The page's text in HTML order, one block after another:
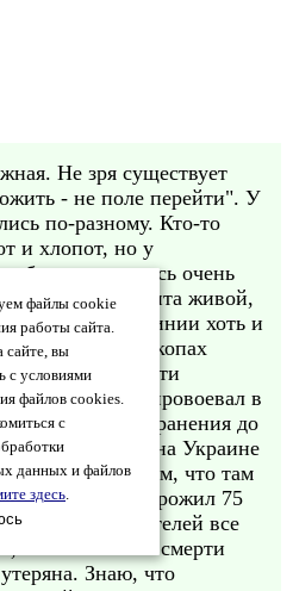
Не зря существует
- не поле перейти". У
по-разному. Кто-то
и хлопот, но у
складывалась очень
вернулся с фронта живой,
по маминой линии хоть и
живой, но в окопах
умер в год смерти
всю войну провоевал в
а потом после ранения до
"бандеровцев" на Украине
О том, что там
рассказывать. Прожил 75
родителей все
то связь после смерти
Знаю, что
файлы cookie
работы сайта.
сайте, вы
с условиями
файлов cookies.
с
данных и файлов
здесь.